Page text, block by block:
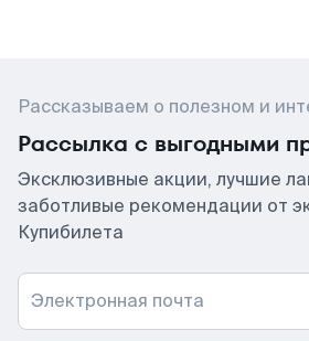
Рассказываем о полезном и
Рассылка с выгодными
Эксклюзивные акции, лучшие
заботливые рекомендации от
Купибилета
Электронная почта